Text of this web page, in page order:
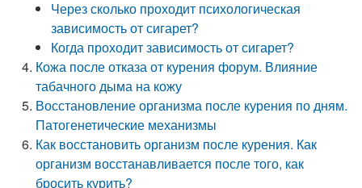
Через сколько проходит психологическая
зависимость от сигарет?
Когда проходит зависимость от сигарет?
Кожа после отказа от курения форум. Влияние
табачного дыма на кожу
Восстановление организма после курения по дням.
Патогенетические механизмы
Как восстановить организм после курения. Как
организм восстанавливается после того, как
бросить курить?